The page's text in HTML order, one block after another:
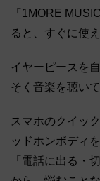
「1MORE
ると、すぐに使え
イヤーピースを
そく音楽を聴いて
スマホのクイッ
ッドホンボディ
「電話に出る・